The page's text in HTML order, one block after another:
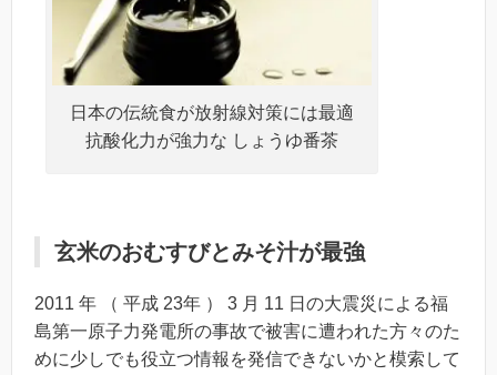
日本の伝統食が放射線対策には最適
抗酸化力が強力な しょうゆ番茶
玄米のおむすびとみそ汁が最強
2011 年 （ 平成 23年 ） 3 月 11 日の大震災による福
島第一原子力発電所の事故で被害に遭われた方々のた
めに少しでも役立つ情報を発信できないかと模索して